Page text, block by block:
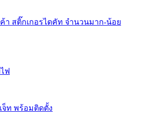
า สติ๊กเกอรไดคัท จำนวนมาก-น้อย
ฟ
จ็ท พร้อมติดตั้ง